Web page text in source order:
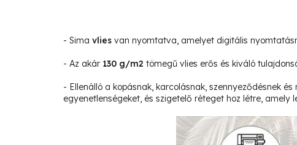
- Sima vlies van nyomtatva, amelyet digitális
- Az akár 130 g/m2 tömegű vlies erős és kiváló
- Ellenálló a kopásnak, karcolásnak, szennyeződésnek
egyenetlenségeket, és szigetelő réteget hoz létre, amely